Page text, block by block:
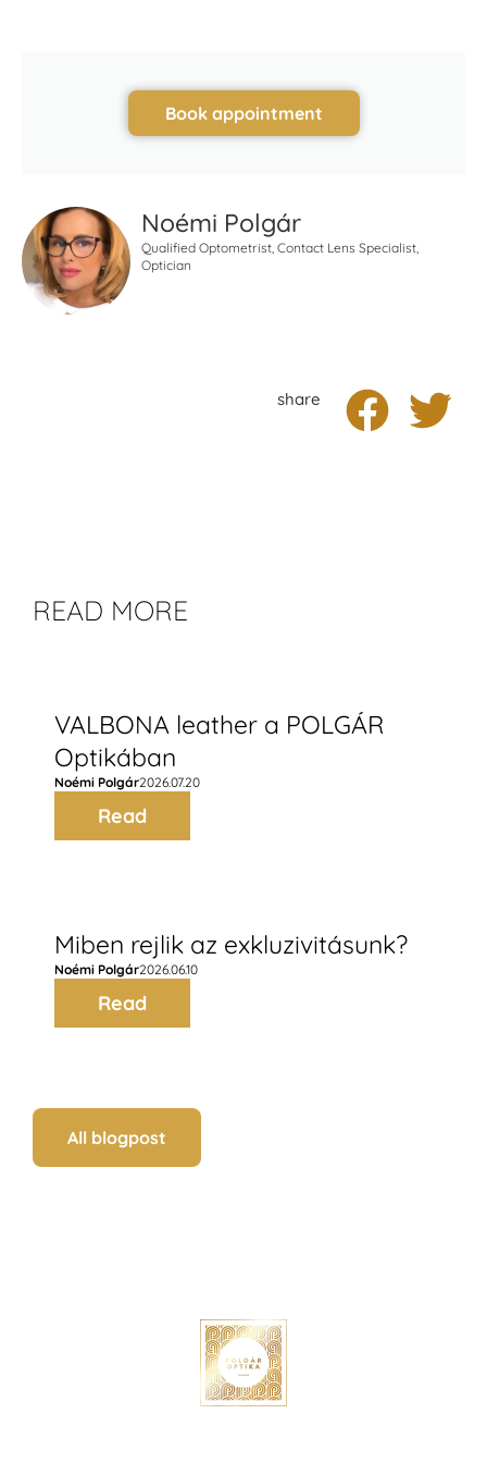
Book appointment
Noémi Polgár
Qualified Optometrist, Contact Lens Specialist,
Optician
share
READ MORE
VALBONA leather a POLGÁR
Optikában
Noémi Polgár2026.07.20
Read
Miben rejlik az exkluzivitásunk?
Noémi Polgár2026.06.10
Read
All blogpost